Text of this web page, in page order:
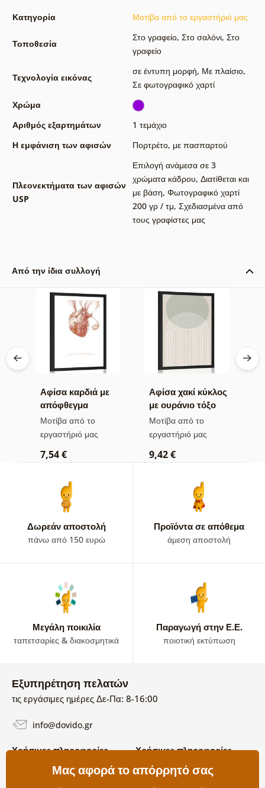
Κατηγορία Μοτίβα από το εργαστήριό μας
Τοποθεσία
Στο γραφείο, Στο σαλόνι, Στο
γραφείο
Τεχνολογία εικόνας
σε έντυπη μορφή, Με πλαίσιο,
Σε φωτογραφικό χαρτί
Χρώμα
Αριθμός εξαρτημάτων
1 τεμάχιο
Η εμφάνιση των αφισών
Πορτρέτο, με πασπαρτού
Πλεονεκτήματα των αφισών
USP
Επιλογή ανάμεσα σε 3
χρώματα κάδρου, Διατίθεται και
με βάση, Φωτογραφικό χαρτί
200 γρ / τμ, Σχεδιασμένα από
τους γραφίστες μας
Από την ίδια συλλογή
Αφίσα καρδιά με
απόφθεγμα
Μοτίβα από το
εργαστήριό μας
7,54 €
Αφίσα χακί κύκλος
με ουράνιο τόξο
Mid-Century
Μοτίβα από το
εργαστήριό μας
9,42 €
Δωρεάν αποστολή
πάνω από 150 ευρώ
Προϊόντα σε απόθεμα
άμεση αποστολή
Μεγάλη ποικιλία
ταπετσαρίες & διακοσμητικά
Παραγωγή στην Ε.Ε.
ποιοτική εκτύπωση
Εξυπηρέτηση πελατών
τις εργάσιμες ημέρες Δε-Πα: 8-16:00
info@dovido.gr
Χρήσιμες πληροφορίες
Όροι χρήσης και επιστροφών
Χρήσιμες πληροφορίες
Σχετικά με εμάς
Συχνές Ερωτήσεις
Μας αφορά το απόρρητό σας